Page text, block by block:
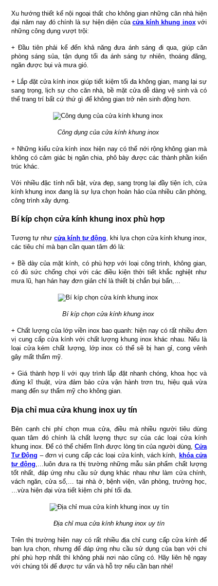
Xu hướng thiết kế nội ngoại thất cho không gian những căn nhà hiện
đại năm nay đó chính là sự hiện diện của cửa kính khung inoxvới
những công dụng vượt trội:
+ Đầu tiên phải kể đến khả năng đưa ánh sáng đi qua, giúp căn
phòng sáng sủa, tận dụng tối đa ánh sáng tự nhiên, thoáng đãng,
ngăn được bụi và mưa gió.
+ Lắp đặt cửa kính inox giúp tiết kiệm tối đa không gian, mang lại sự
sang trọng, lịch sự cho căn nhà, bề mặt cửa dễ dàng vệ sinh và có
thể trang trí bất cứ thứ gì để không gian trở nên sinh động hơn.
Công dụng của cửa kính khung inox
+ Những kiểu cửa kính inox hiện nay có thể nới rộng không gian mà
không có cảm giác bị ngăn chia, phô bày được các thành phần kiến
trúc khác.
Với nhiều đặc tính nổi bật, vừa đẹp, sang trọng lại đầy tiện ích, cửa
kính khung inox đang là sự lựa chọn hoàn hảo của nhiều căn phòng,
công trình xây dựng.
Bí kíp chọn cửa kính khung inox phù hợp
Tương tự như cửa kính tự động, khi lựa chọn cửa kính khung inox,
các tiêu chí mà bạn cần quan tâm đó là:
+ Bề dày của mặt kính, có phù hợp với loại công trình, không gian,
có đủ sức chống chọi với các điều kiện thời tiết khắc nghiệt như
mưa lũ, hạn hán hay đơn giản chỉ là thiết bị chắn bụi bẩn,…
Bí kíp chọn cửa kính khung inox
+ Chất lượng của lớp viền inox bao quanh: hiện nay có rất nhiều đơn
vị cung cấp cửa kính với chất lượng khung inox khác nhau. Nếu là
loại cửa kém chất lượng, lớp inox có thể sẽ bị han gỉ, cong vênh
gây mất thẩm mỹ.
+ Giá thành hợp lí với quy trình lắp đặt nhanh chóng, khoa học và
đúng kĩ thuật, vừa đảm bảo cửa vận hành trơn tru, hiệu quả vừa
mang đến sự thẩm mỹ cho không gian.
Địa chỉ mua cửa khung inox uy tín
Bên cạnh chi phí chọn mua cửa, điều mà nhiều người tiêu dùng
quan tâm đó chính là chất lượng thực sự của các loại cửa kính
khung inox. Để có thể chiếm lĩnh được lòng tin của người dùng, Cửa
Tự Động – đơn vị cung cấp các loại cửa kính, vách kính, khóa cửa
tự động ,…luôn đưa ra thị trường những mẫu sản phẩm chất lượng
tốt nhất, đáp ứng nhu cầu sử dụng khác nhau như làm cửa chính,
vách ngăn, cửa sổ,… tại nhà ở, bệnh viện, văn phòng, trường học,
…vừa hiện đại vừa tiết kiệm chi phí tối đa.
Địa chỉ mua cửa kính khung inox uy tín
Trên thị trường hiện nay có rất nhiều địa chỉ cung cấp cửa kính để
bạn lựa chọn, nhưng để đáp ứng nhu cầu sử dụng của bạn với chi
phí phù hợp nhất thì không phải nơi nào cũng có. Hãy liên hệ ngay
với chúng tôi để được tư vấn và hỗ trợ nếu cần bạn nhé!